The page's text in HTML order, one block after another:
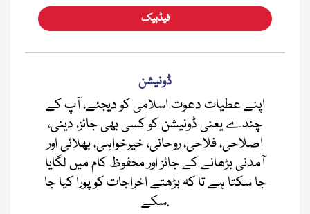
فیڈبیک
ڈونیشن
اپنے عطیات دعوت اسلامی کو دیجئے، آپ کے
چندے یعنی ڈونیشن کو کسی بھی جائز، دینی،
اصلاحی، فلاحی، روحانی، خیرخواہی، بھلائی اور
آمدنی بڑھانے کے جائز اور محفوظ کام میں لگایا
جا سکتا ہے تا کہ بڑھتے اخراجات کو پورا کیا جا
سکے.